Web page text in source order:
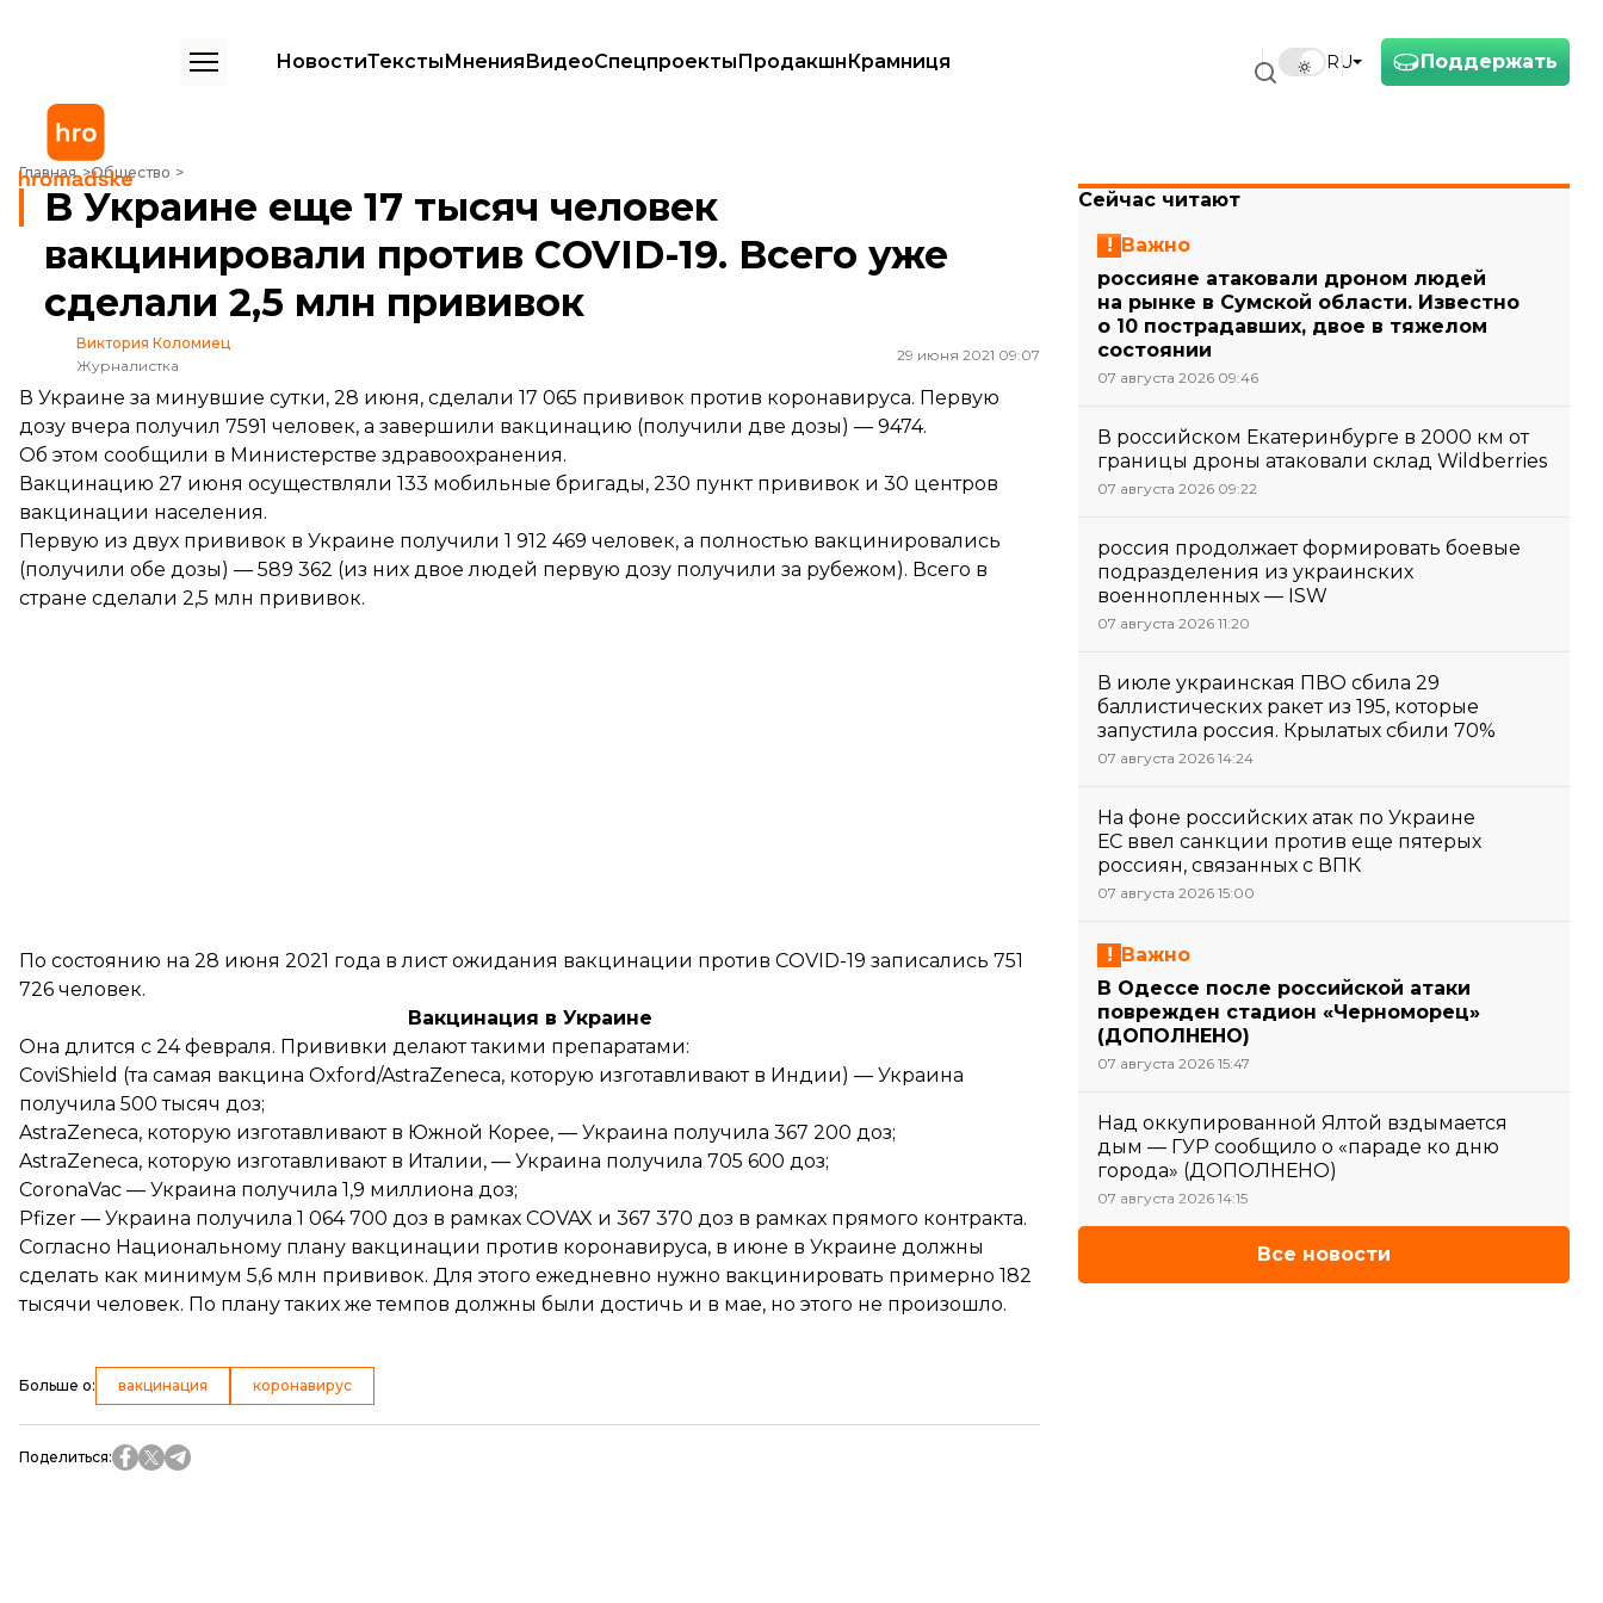
Поддержать
RU
НовостиТекстыМненияВидеоСпецпроектыПродакшнКрамниця
Главная Общество
В Украине еще 17 тысяч человек вакцинировали против COVID-19. Всего уже сделали 2,5 млн прививок
В Украине еще 17 тысяч человек
вакцинировали против COVID-19. Всего уже
сделали 2,5 млн прививок
Виктория Коломиец
Журналистка
29 июня 2021 09:07
В Украине за минувшие сутки, 28 июня, сделали 17 065 прививок против коронавируса. Первую
дозу вчера получил 7591 человек, а завершили вакцинацию (получили две дозы) — 9474.
Об этом сообщили в Министерстве здравоохранения.
Вакцинацию 27 июня осуществляли 133 мобильные бригады, 230 пункт прививок и 30 центров
вакцинации населения.
Первую из двух прививок в Украине получили 1 912 469 человек, а полностью вакцинировались
(получили обе дозы) — 589 362 (из них двое людей первую дозу получили за рубежом). Всего в
стране сделали 2,5 млн прививок.
По состоянию на 28 июня 2021 года в лист ожидания вакцинации против COVID-19 записались 751
726 человек.
Вакцинация в Украине
Она длится с 24 февраля. Прививки делают такими препаратами:
CoviShield (та самая вакцина Oxford/AstraZeneca, которую изготавливают в Индии) — Украина
получила 500 тысяч доз;
AstraZeneca, которую изготавливают в Южной Корее, — Украина получила 367 200 доз;
AstraZeneca, которую изготавливают в Италии, — Украина получила 705 600 доз;
CoronaVac — Украина получила 1,9 миллиона доз;
Pfizer — Украина получила 1 064 700 доз в рамках COVAX и 367 370 доз в рамках прямого контракта.
Согласно Национальному плану вакцинации против коронавируса, в июне в Украине должны
сделать как минимум 5,6 млн прививок. Для этого ежедневно нужно вакцинировать примерно 182
тысячи человек. По плану таких же темпов должны были достичь и в мае, но этого не произошло.
Больше о: вакцинация коронавирус
Поделиться:
Сейчас читают
Важно
россияне атаковали дроном людей
на рынке в Сумской области. Известно
о 10 пострадавших, двое в тяжелом
состоянии
07 августа 2026 09:46
В российском Екатеринбурге в 2000 км от
границы дроны атаковали склад Wildberries
07 августа 2026 09:22
россия продолжает формировать боевые
подразделения из украинских
военнопленных — ISW
07 августа 2026 11:20
В июле украинская ПВО сбила 29
баллистических ракет из 195, которые
запустила россия. Крылатых сбили 70%
07 августа 2026 14:24
На фоне российских атак по Украине
ЕС ввел санкции против еще пятерых
россиян, связанных с ВПК
07 августа 2026 15:00
Важно
В Одессе после российской атаки
поврежден стадион «Черноморец»
(ДОПОЛНЕНО)
07 августа 2026 15:47
Над оккупированной Ялтой вздымается
дым — ГУР сообщило о «параде ко дню
города» (ДОПОЛНЕНО)
07 августа 2026 14:15
Все новости